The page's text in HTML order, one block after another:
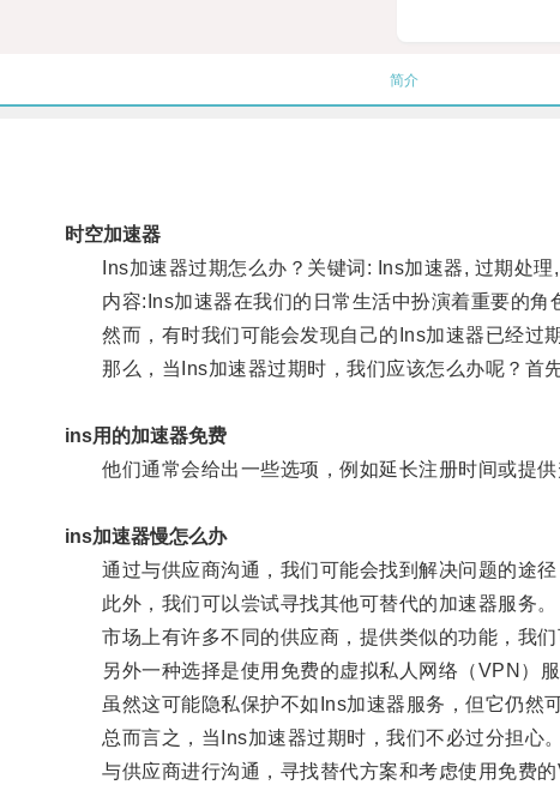
简介
时空加速器
Ins加速器过期怎么办？关键词: Ins加速器, 过期处理,
内容:Ins加速器在我们的日常生活中扮演着重要的角
然而，有时我们可能会发现自己的Ins加速器已经过期
那么，当Ins加速器过期时，我们应该怎么办呢？首先
ins用的加速器免费
他们通常会给出一些选项，例如延长注册时间或提供
ins加速器慢怎么办
通过与供应商沟通，我们可能会找到解决问题的途径
此外，我们可以尝试寻找其他可替代的加速器服务。
市场上有许多不同的供应商，提供类似的功能，我们
另外一种选择是使用免费的虚拟私人网络（VPN）服
虽然这可能隐私保护不如Ins加速器服务，但它仍然可
总而言之，当Ins加速器过期时，我们不必过分担心。
与供应商进行沟通，寻找替代方案和考虑使用免费的